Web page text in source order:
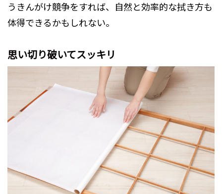
うきんがけ競争をすれば、自然と効率的な拭き方も
体得できるかもしれない。
思い切り破いてスッキリ